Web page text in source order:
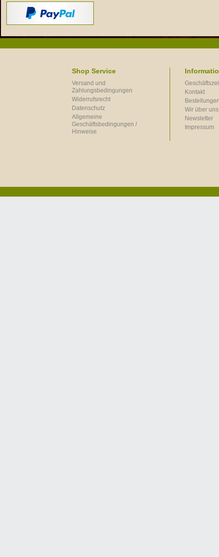
Shop Service
Versand und
Zahlungsbedingungen
Widerrufsrecht
Datenschutz
Allgemeine
Geschäftsbedingungen /
Hinweise
Kontakt
Wir über uns
Newsletter
Impressum